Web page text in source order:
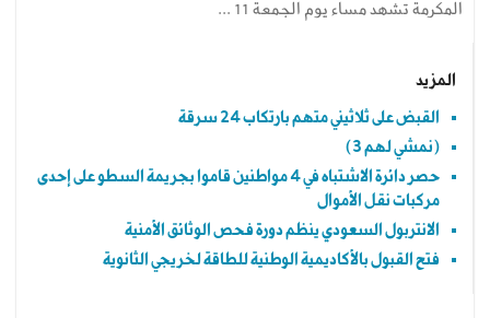
المكرمة تشهد مساء يوم الجمعة 11 ...
المزيد
القبض على ثلاثيني متهم بارتكاب 24 سرقة
(نمشي لهم 3)
حصر دائرة الاشتباه في 4 مواطنين قاموا بجريمة السطو على إحدى
مركبات نقل الأموال
الانتربول السعودي ينظم دورة فحص الوثائق الأمنية
فتح القبول بالأكاديمية الوطنية للطاقة لخريجي الثانوية